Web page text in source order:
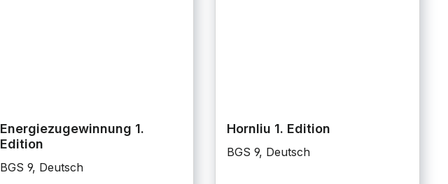
Energiezugewinnung 1.
Edition
BGS 9, Deutsch
Hornliu 1. Edition
BGS 9, Deutsch